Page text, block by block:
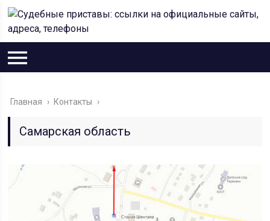
Главная › Контакты ›
Самарская область